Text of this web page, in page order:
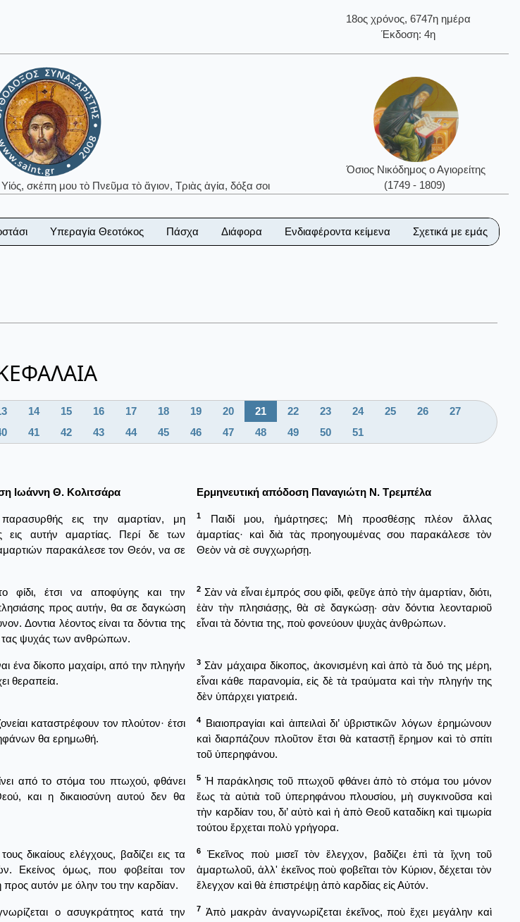
18ος χρόνος, 6747η ημέρα
Έκδοση: 4η
σκέπη μου τὸ Πνεῦμα τὸ ἅγιον, Τριὰς ἁγία, δόξα σοι
Όσιος Νικόδημος ο Αγιορείτης
(1749 - 1809)
Υπεραγία Θεοτόκος Πάσχα Διάφορα Ενδιαφέροντα κείμενα Σχετικά με εμάς
14 15 16 17 18 19 20 21 22 23 24 25 26
27
41 42 43 44 45 46 47 48 49 50 51
Ιωάννη Θ. Κολιτσάρα Ερμηνευτική απόδοση Παναγιώτη Ν. Τρεμπέλα
εις την αμαρτίαν, μη
εις αυτήν αμαρτίας. Περί δε των
παρακάλεσε τον Θεόν, να σε
1
Παιδί μου, ἠμάρτησες; Μὴ προσθέσῃς πλέον ἄλλας
ἁμαρτίας· καὶ διὰ τὰς προηγουμένας σου παρακάλεσε τὸν
Θεὸν νὰ σὲ συγχωρήσῃ.
φίδι, έτσι να αποφύγης και την
προς αυτήν, θα σε δαγκώση
Δοντια λέοντος είναι τα δόντια της
τας ψυχάς των ανθρώπων.
2 Σὰν νὰ εἶναι ἐμπρός σου φίδι, φεῦγε ἀπὸ τὴν ἁμαρτίαν, διότι,
ἐὰν τὴν πλησιάσῃς, θὰ σὲ δαγκώσῃ· σὰν δόντια λεονταριοῦ
εἶναι τὰ δόντια της, ποὺ φονεύουν ψυχὰς ἀνθρώπων.
ένα δίκοπο μαχαίρι, από την πληγήν
θεραπεία.
3 Σὰν μάχαιρα δίκοπος, ἀκονισμένη καὶ ἀπὸ τὰ δυό της μέρη,
εἶναι κάθε παρανομία, εἰς δὲ τὰ τραύματα καὶ τὴν πληγήν της
δὲν ὑπάρχει γιατρειά.
καταστρέφουν τον πλούτον· έτσι
θα ερημωθή.
4
Βιαιοπραγίαι καὶ ἀιπειλαὶ δι’ ὑβριστικῶν λόγων ἐρημώνουν
καὶ διαρπάζουν πλοῦτον ἔτσι θὰ καταστῇ ἔρημον καὶ τὸ σπίτι
τοῦ ὑπερηφάνου.
από το στόμα του πτωχού, φθάνει
και η δικαιοσύνη αυτού δεν θα
5 Ἡ παράκλησις τοῦ πτωχοῦ φθάνει ἀπὸ τὸ στόμα του μόνον
ἕως τὰ αὐτιὰ τοῦ ὑπερηφάνου πλουσίου, μὴ συγκινοῦσα καὶ
τὴν καρδίαν του, δι’ αὐτὸ καὶ ἡ ἀπὸ Θεοῦ καταδίκη καὶ τιμωρία
τούτου ἔρχεται πολὺ γρήγορα.
δικαίους ελέγχους, βαδίζει εις τα
Εκείνος όμως, που φοβείται τον
προς αυτόν με όλην του την καρδίαν.
6
Ἐκεῖνος ποὺ μισεῖ τὸν ἔλεγχον, βαδίζει ἐπὶ τὰ ἴχνη τοῦ
ἁμαρτωλοῦ, ἀλλ' ἐκεῖνος ποὺ φοβεῖται τὸν Κύριον, δέχεται τὸν
ἔλεγχον καὶ θὰ ἐπιστρέψῃ ἀπὸ καρδίας εἰς Αὐτόν.
ο ασυγκράτητος κατά την
7 Ἀπὸ μακρὰν ἀναγνωρίζεται ἐκεῖνος, ποὺ ἔχει μεγάλην καὶ